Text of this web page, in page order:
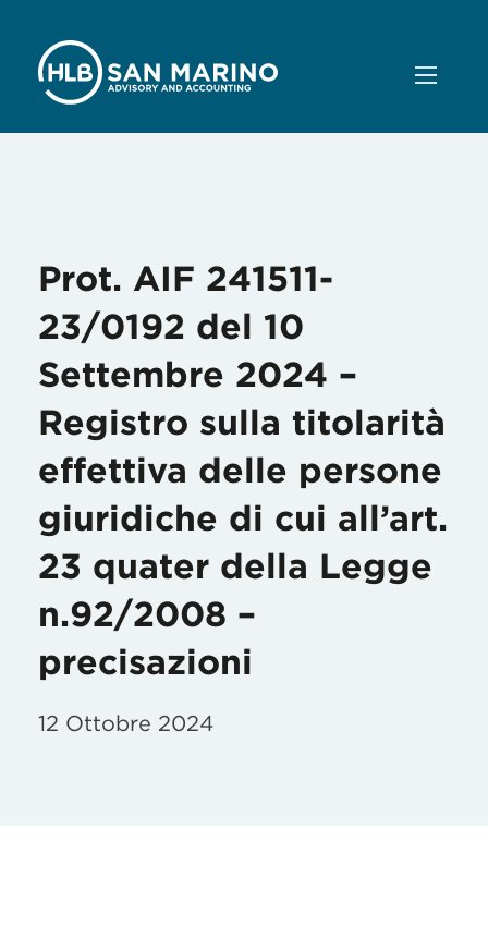
Prot. AIF 241511-
23/0192 del 10
Settembre 2024 –
Registro sulla titolarità
effettiva delle persone
giuridiche di cui all’art.
23 quater della Legge
n.92/2008 –
precisazioni
12 Ottobre 2024